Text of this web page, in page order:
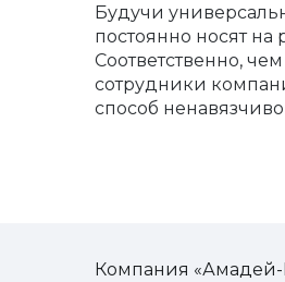
Будучи
постоянно носят на
Соответственно,
сотрудники
способ
Компания «Амадей-